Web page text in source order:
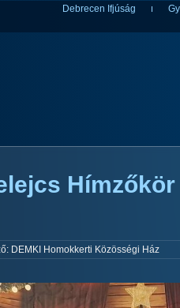
Debrecen Ifjúság
DEMKI Homokkerti Közösségi Ház